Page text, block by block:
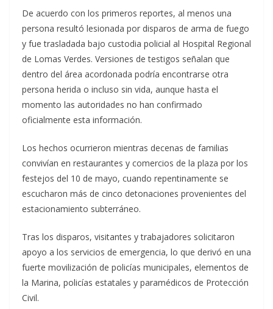
De acuerdo con los primeros reportes, al menos una
persona resultó lesionada por disparos de arma de fuego
y fue trasladada bajo custodia policial al Hospital Regional
de Lomas Verdes. Versiones de testigos señalan que
dentro del área acordonada podría encontrarse otra
persona herida o incluso sin vida, aunque hasta el
momento las autoridades no han confirmado
oficialmente esta información.
Los hechos ocurrieron mientras decenas de familias
convivían en restaurantes y comercios de la plaza por los
festejos del 10 de mayo, cuando repentinamente se
escucharon más de cinco detonaciones provenientes del
estacionamiento subterráneo.
Tras los disparos, visitantes y trabajadores solicitaron
apoyo a los servicios de emergencia, lo que derivó en una
fuerte movilización de policías municipales, elementos de
la Marina, policías estatales y paramédicos de Protección
Civil.